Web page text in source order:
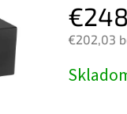
€202,03
cena: